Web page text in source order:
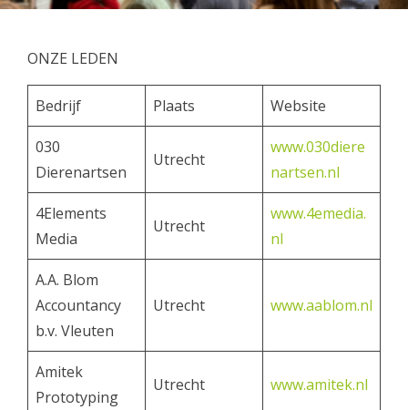
ONZE LEDEN
Bedrijf Plaats Website
030
Dierenartsen
Utrecht
www.030diere
nartsen.nl
4Elements
Media
Utrecht
www.4emedia.
nl
A.A. Blom
Accountancy
b.v. Vleuten
Utrecht www.aablom.nl
Amitek
Prototyping
Utrecht www.amitek.nl